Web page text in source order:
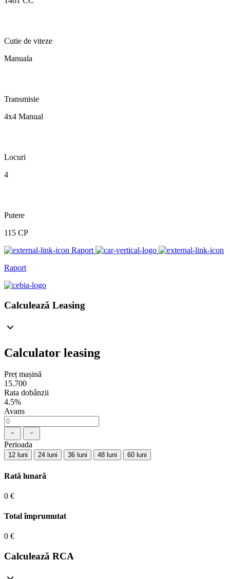
Cutie de viteze
Manuala
Transmisie
4x4 Manual
Locuri
4
Putere
115 CP
Raport
Raport
Calculează Leasing
Calculator leasing
Preț mașină
15.700
Rata dobânzii
4.5%
Avans
Perioada
12 luni 24 luni 36 luni 48 luni 60 luni
Rată lunară
0 €
Total împrumutat
0 €
Calculează RCA